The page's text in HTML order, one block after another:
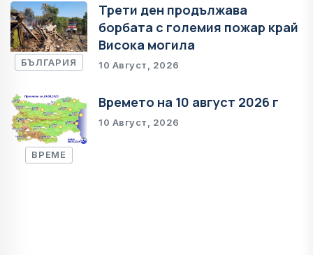
БЪЛГАРИЯ
Трети ден продължава
борбата с големия пожар край
Висока могила
10 Август, 2026
ВРЕМЕ
Времето на 10 август 2026 г
10 Август, 2026